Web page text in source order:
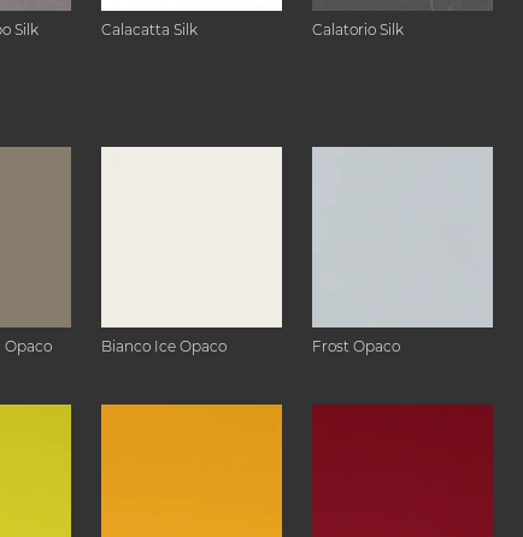
Silk Calacatta Silk Calatorio Silk
Opaco Bianco Ice Opaco Frost Opaco